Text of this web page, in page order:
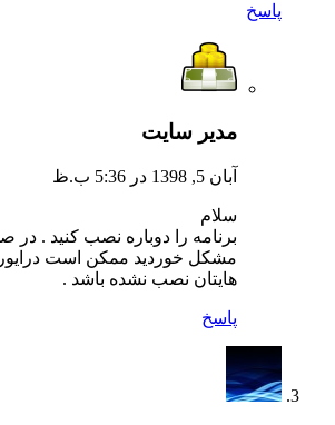
پاسخ
مدیر سایت
آبان 5, 1398 در 5:36 ب.ظ
سلام
برنامه را دوباره نصب کنید . در
مشکل خوردید ممکن است
هایتان نصب نشده باشد .
پاسخ